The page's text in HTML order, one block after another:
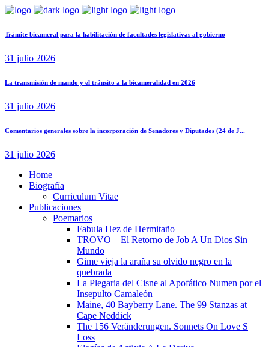
Trámite bicameral para la habilitación de facultades legislativas al gobierno
31 julio 2026
La transmisión de mando y el tránsito a la bicameralidad en 2026
31 julio 2026
Comentarios generales sobre la incorporación de Senadores y Diputados (24 de J...
31 julio 2026
Home
Biografía
Curriculum Vitae​
Publicaciones
Poemarios
Fabula Hez de Hermitaño
TROVO – El Retorno de Job A Un Dios Sin
Mundo
Gime vieja la araña su olvido negro en la
quebrada
La Plegaria del Cisne al Apofático Numen por el
Insepulto Camaleón
Maine, 40 Bayberry Lane. The 99 Stanzas at
Cape Neddick
The 156 Veränderungen. Sonnets On Love S
Loss